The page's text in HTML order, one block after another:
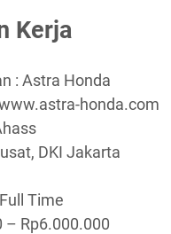
Kerja
: Astra Honda
honda.com
DKI Jakarta
Full Time
– Rp6.000.000